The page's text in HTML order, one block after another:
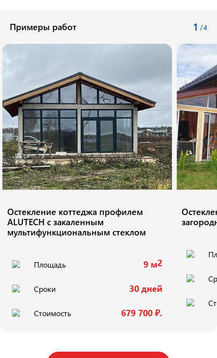
Остекление коттеджа профилем
ALUTECH с закаленным
мультифункциональным стеклом
Площадь 9 м2
Сроки 30 дней
Стоимость 679 700 ₽.
Примеры работ 1 /4